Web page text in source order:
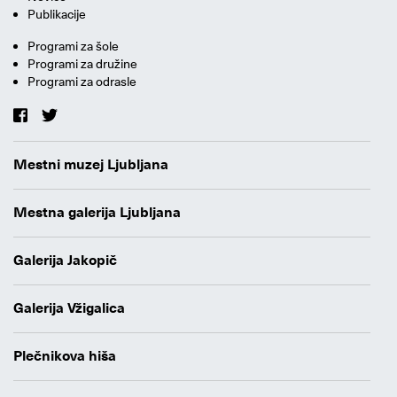
Publikacije
Programi za šole
Programi za družine
Programi za odrasle
Mestni muzej Ljubljana
Mestna galerija Ljubljana
Galerija Jakopič
Galerija Vžigalica
Plečnikova hiša